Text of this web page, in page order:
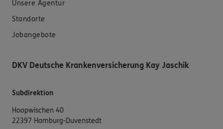
Unsere Agentur
Standorte
Jobangebote
DKV Deutsche Krankenversicherung Kay Jaschik
Subdirektion
Hoopwischen 40
22397 Hamburg-Duvenstedt